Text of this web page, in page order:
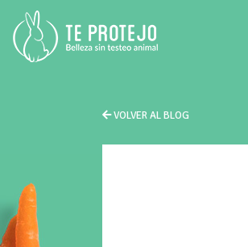
VOLVER AL BLOG